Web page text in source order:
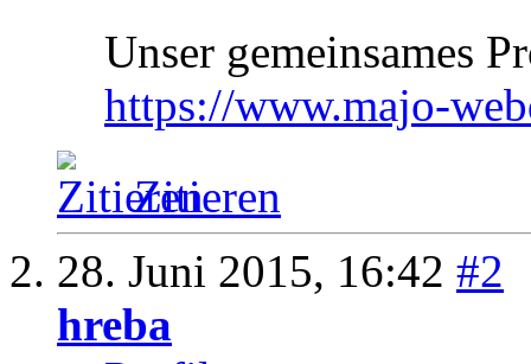
Unser gemeinsames
https://www.majo-
Zitieren
28. Juni 2015, 16:42 #2
hreba